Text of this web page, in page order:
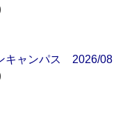
キャンパス 2026/08